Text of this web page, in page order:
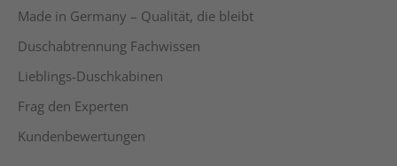
Made in Germany – Qualität, die bleibt
Duschabtrennung Fachwissen
Lieblings-Duschkabinen
Frag den Experten
Kundenbewertungen